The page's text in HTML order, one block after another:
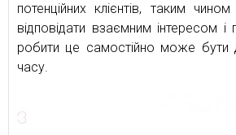
потенційних клієнтів, таким
відповідати взаємним інтересом і
робити це самостійно може бути
часу.